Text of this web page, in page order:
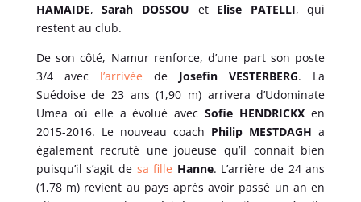
HAMAIDE,Sarah DOSSOU et Elise PATELLI, qui
restent au club.
De son côté, Namur renforce, d’une part son poste
3/4 avec l’arrivée de Josefin VESTERBERG. La
Suédoise de 23 ans (1,90 m) arrivera d’Udominate
Umea où elle a évolué avecSofie HENDRICKX en
2015-2016. Le nouveau coach Philip MESTDAGH a
également recruté une joueuse qu’il connait bien
puisqu’il s’agit de sa fille Hanne. L’arrière de 24 ans
(1,78 m) revient au pays après avoir passé un an en